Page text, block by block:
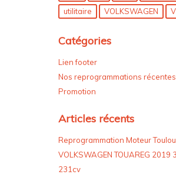
utilitaire
VOLKSWAGEN
Catégories
Lien footer
Nos reprogrammations récentes
Promotion
Articles récents
Reprogrammation Moteur
VOLKSWAGEN TOUAREG 2019
231cv